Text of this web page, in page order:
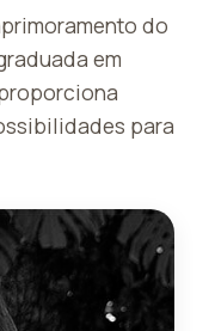
do
em
para